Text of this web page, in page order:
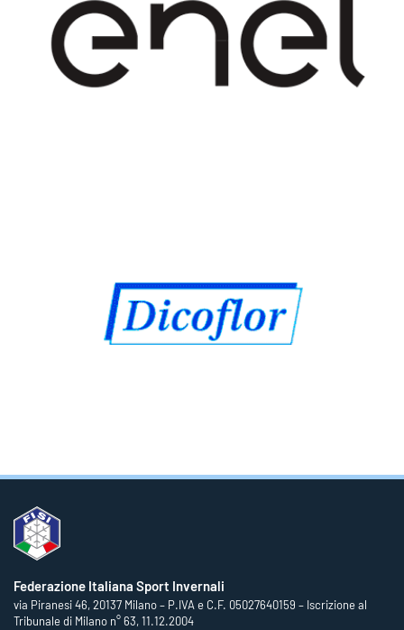
Federazione Italiana Sport Invernali
via Piranesi 46, 20137 Milano – P.IVA e C.F. 05027640159 – Iscrizione al
Tribunale di Milano n° 63, 11.12.2004